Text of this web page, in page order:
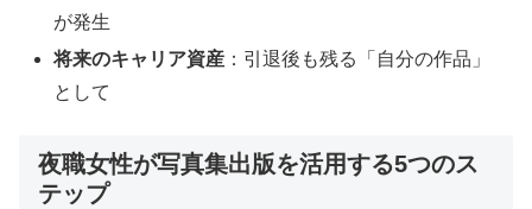
が発生
将来のキャリア資産 ：引退後も残る「自分の作品」
として
夜職女性が写真集出版を活用する5つのス
テップ